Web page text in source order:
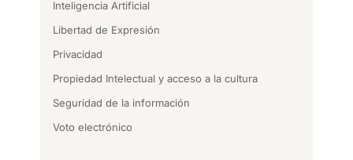
Inteligencia Artificial
Libertad de Expresión
Privacidad
Propiedad Intelectual y acceso a la cultura
Seguridad de la información
Voto electrónico